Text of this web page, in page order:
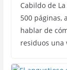
Cabildo de
500 páginas,
hablar de
residuos una